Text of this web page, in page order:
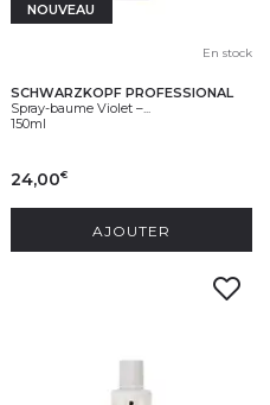
NOUVEAU
En stock
SCHWARZKOPF PROFESSIONAL
Spray-baume Violet –...
150ml
24,00€
AJOUTER